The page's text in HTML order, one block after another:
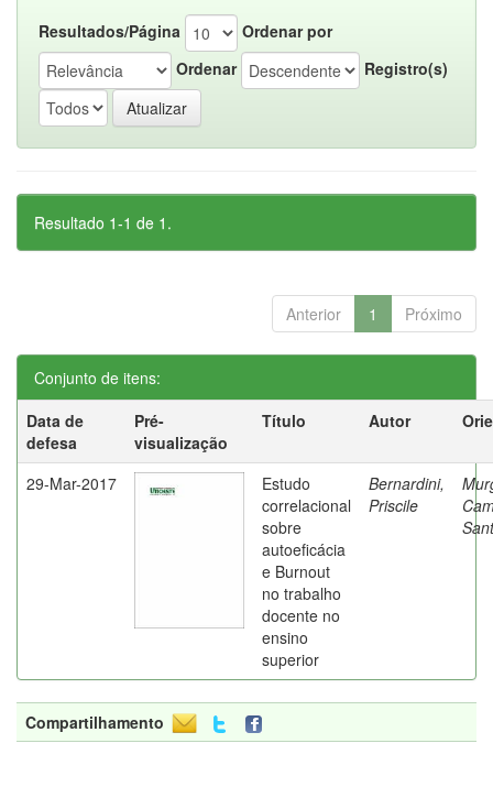
Resultados/Página
Ordenar por
Ordenar
Registro(s)
Resultado 1-1 de 1.
Anterior 1 Próximo
Conjunto de itens:
Data de
defesa
Pré-
visualização
Título Autor
29-Mar-2017
Estudo
correlacional
sobre
autoeficácia
e Burnout
no trabalho
docente no
ensino
superior
Bernardini,
Priscile
Compartilhamento